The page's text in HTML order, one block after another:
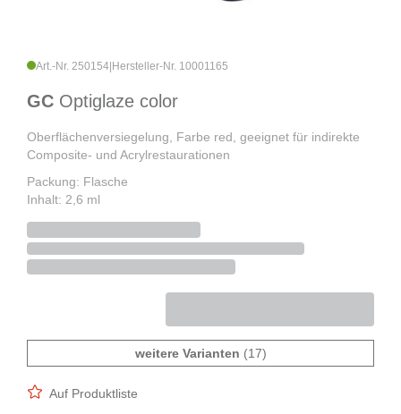
Art.-Nr. 250154 Hersteller-Nr. 10001165
GC Optiglaze color
Oberflächenversiegelung, Farbe red, geeignet für indirekte
Composite- und Acrylrestaurationen
Packung: Flasche
Inhalt: 2,6 ml
weitere Varianten (17)
Auf Produktliste